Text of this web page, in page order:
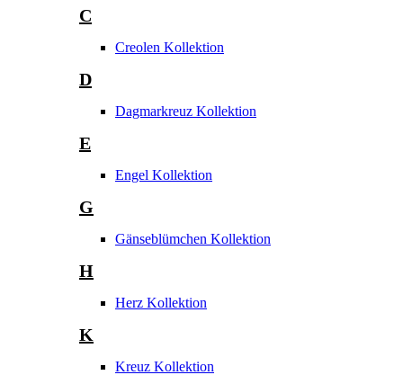
C
Creolen Kollektion
D
Dagmarkreuz Kollektion
E
Engel Kollektion
G
Gänseblümchen Kollektion
H
Herz Kollektion
K
Kreuz Kollektion